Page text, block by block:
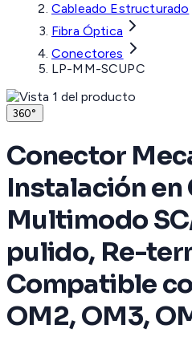
Cableado Estructurado
Fibra Óptica
Conectores
LP-MM-SCUPC
360°
Conector
Instalación en
Multimodo
pulido, Re-
Compatible
OM2, OM3,